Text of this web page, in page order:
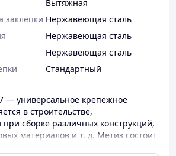
Вытяжная
заклепки Нержавеющая сталь
Нержавеющая сталь
Нержавеющая сталь
Стандартный
— универсальное крепежное
в строительстве,
сборке различных конструкций,
материалов и т. д. Метиз состоит